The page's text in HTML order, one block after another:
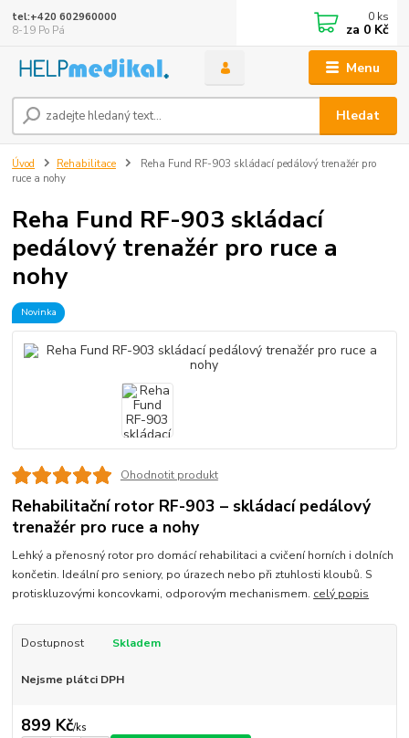
Menu
Hledat
tel:+420 602960000
8-19 Po Pá
0 ks
za 0 Kč
Úvod Rehabilitace
Reha Fund RF-903 skládací pedálový trenažér pro
ruce a nohy
Reha Fund RF-903 skládací
pedálový trenažér pro ruce a
nohy
Novinka
Ohodnotit produkt
Rehabilitační rotor RF-903 – skládací pedálový
trenažér pro ruce a nohy
Lehký a přenosný rotor pro domácí rehabilitaci a cvičení horních i dolních
končetin. Ideální pro seniory, po úrazech nebo při ztuhlosti kloubů. S
protiskluzovými koncovkami, odporovým mechanismem. celý popis
Dostupnost Skladem
Nejsme plátci DPH
899 Kč/ks